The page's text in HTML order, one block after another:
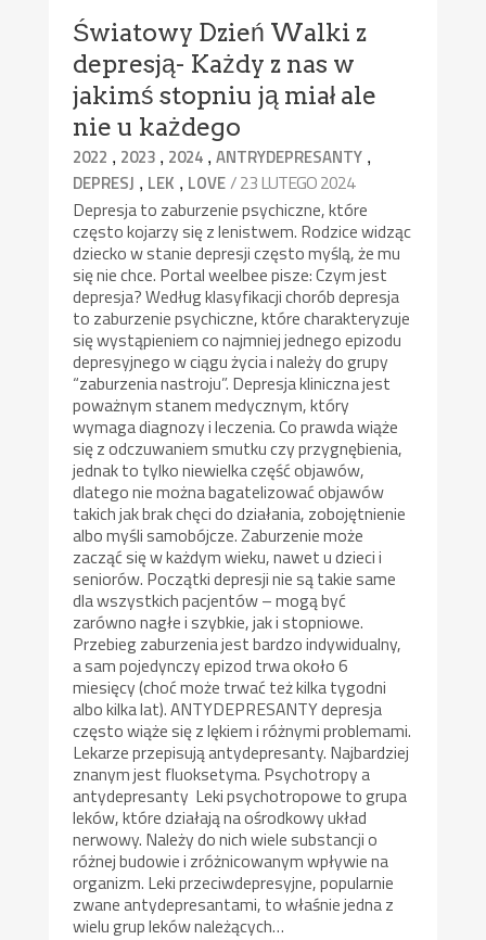
Światowy Dzień Walki z
depresją- Każdy z nas w
jakimś stopniu ją miał ale
nie u każdego
2022 , 2023 , 2024 ,ANTRYDEPRESANTY ,
DEPRESJ , LEK , LOVE/ 23 LUTEGO 2024
Depresja to zaburzenie psychiczne, które
często kojarzy się z lenistwem. Rodzice widząc
dziecko w stanie depresji często myślą, że mu
się nie chce. Portal weelbee pisze: Czym jest
depresja? Według klasyfikacji chorób depresja
to zaburzenie psychiczne, które charakteryzuje
się wystąpieniem co najmniej jednego epizodu
depresyjnego w ciągu życia i należy do grupy
“zaburzenia nastroju”. Depresja kliniczna jest
poważnym stanem medycznym, który
wymaga diagnozy i leczenia. Co prawda wiąże
się z odczuwaniem smutku czy przygnębienia,
jednak to tylko niewielka część objawów,
dlatego nie można bagatelizować objawów
takich jak brak chęci do działania, zobojętnienie
albo myśli samobójcze. Zaburzenie może
zacząć się w każdym wieku, nawet u dzieci i
seniorów. Początki depresji nie są takie same
dla wszystkich pacjentów – mogą być
zarówno nagłe i szybkie, jak i stopniowe.
Przebieg zaburzenia jest bardzo indywidualny,
a sam pojedynczy epizod trwa około 6
miesięcy (choć może trwać też kilka tygodni
albo kilka lat). ANTYDEPRESANTY depresja
często wiąże się z lękiem i różnymi problemami.
Lekarze przepisują antydepresanty. Najbardziej
znanym jest fluoksetyma. Psychotropy a
antydepresanty Leki psychotropowe to grupa
leków, które działają na ośrodkowy układ
nerwowy. Należy do nich wiele substancji o
różnej budowie i zróżnicowanym wpływie na
organizm. Leki przeciwdepresyjne, popularnie
zwane antydepresantami, to właśnie jedna z
wielu grup leków należących…